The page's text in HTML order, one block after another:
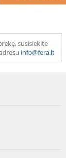
susisiekite
info@fera.lt